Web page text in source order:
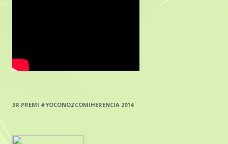
3R PREMI #YOCONOZCOMIHERENCIA 2014